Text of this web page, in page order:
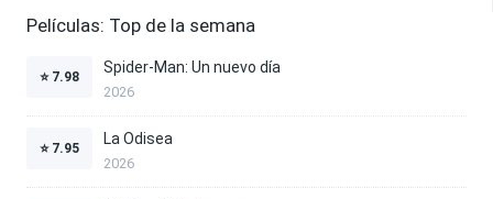
Películas: Top de la semana
⭐ 7.98
Spider-Man: Un nuevo día
2026
⭐ 7.95
La Odisea
2026